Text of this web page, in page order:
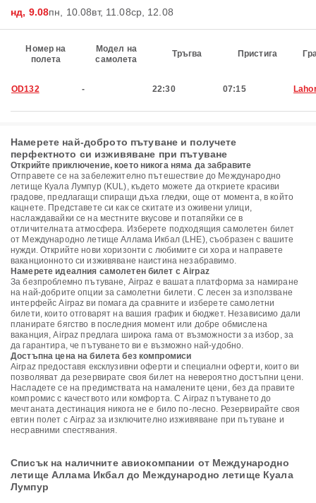
нд, 9.08пн, 10.08вт, 11.08ср, 12.08
Номер на
полета
Модел на
самолета
Тръгва Пристига
OD132 - 22:30 07:15
Намерете най-доброто пътуване и получете
перфектното си изживяване при пътуване
Открийте приключение, което никога няма да забравите
Отправете се на забележително пътешествие до Международно
летище Куала Лумпур (KUL), където можете да откриете красиви
градове, предлагащи спиращи дъха гледки, още от момента, в който
кацнете. Представете си как се скитате из оживени улици,
наслаждавайки се на местните вкусове и потапяйки се в
отличителната атмосфера. Изберете подходящия самолетен билет
от Международно летище Аллама Икбал (LHE), съобразен с вашите
нужди. Открийте нови хоризонти с любимите си хора и направете
ваканционното си изживяване наистина незабравимо.
Намерете идеалния самолетен билет с Airpaz
За безпроблемно пътуване, Airpaz е вашата платформа за намиране
на най-добрите опции за самолетни билети. С лесен за използване
интерфейс Airpaz ви помага да сравните и изберете самолетни
билети, които отговарят на вашия график и бюджет. Независимо дали
планирате бягство в последния момент или добре обмислена
ваканция, Airpaz предлага широка гама от възможности за избор, за
да гарантира, че пътуването ви е възможно най-удобно.
Достъпна цена на билета без компромиси
Airpaz предоставя ексклузивни оферти и специални оферти, които ви
позволяват да резервирате своя билет на невероятно достъпни цени.
Насладете се на предимствата на намалените цени, без да правите
компромис с качеството или комфорта. С Airpaz пътуването до
мечтаната дестинация никога не е било по-лесно. Резервирайте своя
евтин полет с Airpaz за изключително изживяване при пътуване и
несравними спестявания.
Списък на наличните авиокомпании от Международно
летище Аллама Икбал до Международно летище Куала
Лумпур